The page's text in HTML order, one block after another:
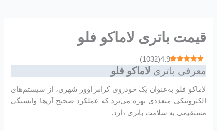
قیمت باتری لاماکو فلو
4.9
(
1032
)
معرفی باتری لاماکو فلو
لاماکو فلو به‌عنوان یک خودروی کراس‌اوور شهری، از سیستم‌های
الکترونیکی متعددی بهره می‌برد که عملکرد صحیح آن‌ها وابستگی
مستقیمی به سلامت باتری دارد.